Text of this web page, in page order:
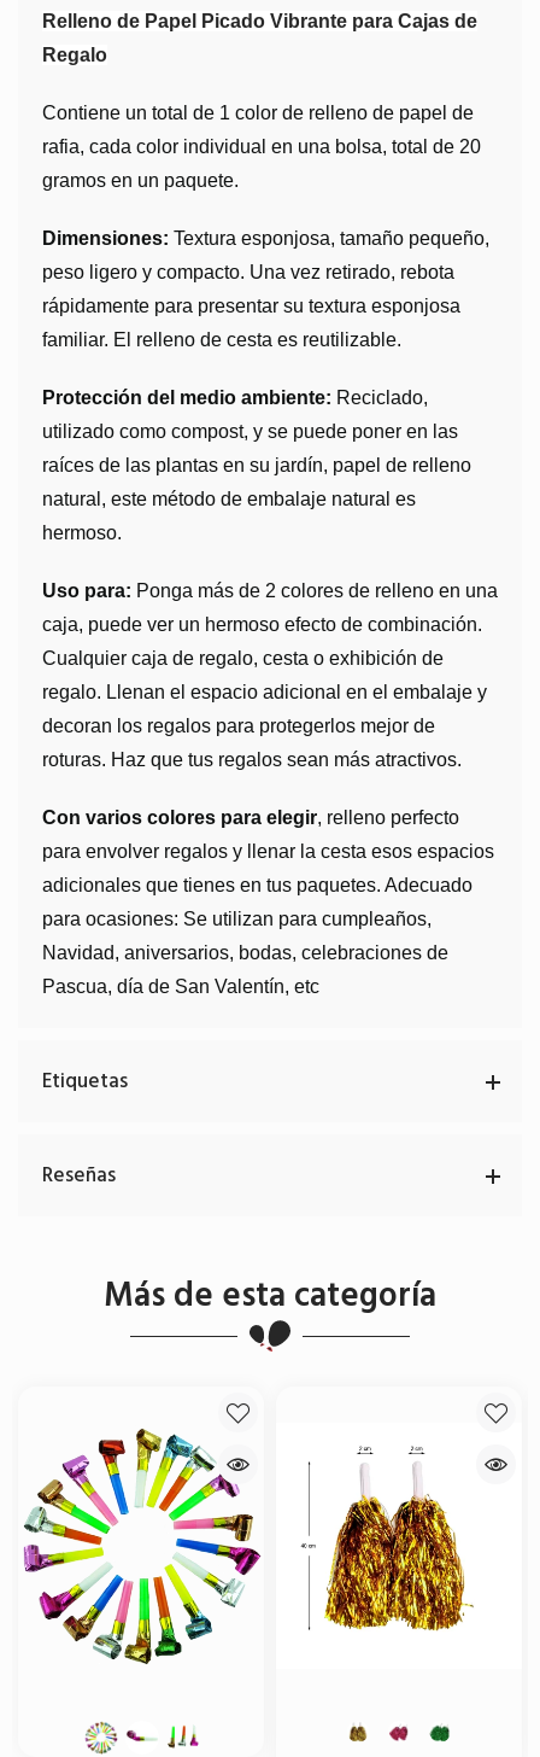
Relleno de Papel Picado Vibrante para Cajas de
Regalo
Contiene un total de 1 color de relleno de papel de
rafia, cada color individual en una bolsa, total de 20
gramos en un paquete.
Dimensiones: Textura esponjosa, tamaño pequeño,
peso ligero y compacto. Una vez retirado, rebota
rápidamente para presentar su textura esponjosa
familiar. El relleno de cesta es reutilizable.
Protección del medio ambiente: Reciclado,
utilizado como compost, y se puede poner en las
raíces de las plantas en su jardín, papel de relleno
natural, este método de embalaje natural es
hermoso.
Uso para: Ponga más de 2 colores de relleno en una
caja, puede ver un hermoso efecto de combinación.
Cualquier caja de regalo, cesta o exhibición de
regalo. Llenan el espacio adicional en el embalaje y
decoran los regalos para protegerlos mejor de
roturas. Haz que tus regalos sean más atractivos.
Con varios colores para elegir, relleno perfecto
para envolver regalos y llenar la cesta esos espacios
adicionales que tienes en tus paquetes. Adecuado
para ocasiones: Se utilizan para cumpleaños,
Navidad, aniversarios, bodas, celebraciones de
Pascua, día de San Valentín, etc
Etiquetas
Reseñas
Más de esta categoría